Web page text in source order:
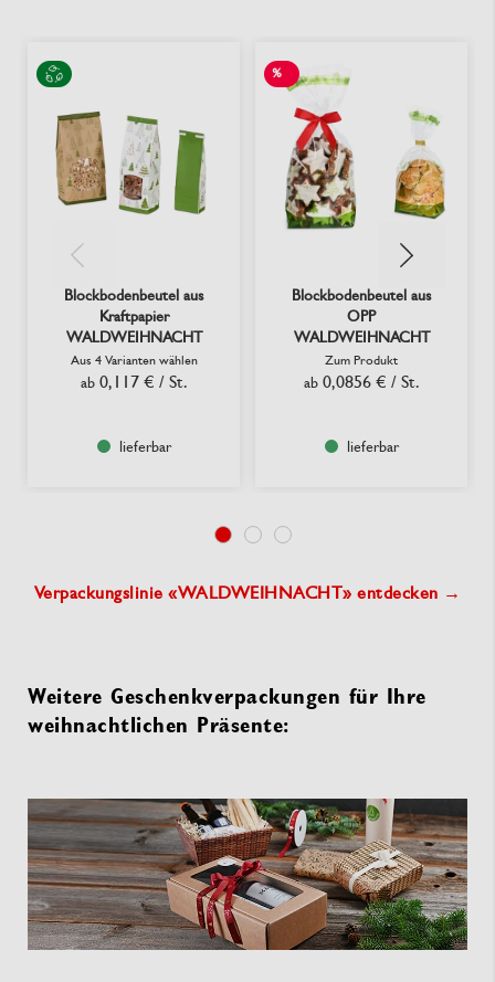
Blockbodenbeutel aus
Kraftpapier
WALDWEIHNACHT
Aus 4 Varianten wählen
ab 0,117 € / St.
lieferbar
%
Blockbodenbeutel aus
OPP
WALDWEIHNACHT
Zum Produkt
ab 0,0856 € / St.
lieferbar
Verpackungslinie «WALDWEIHNACHT» entdecken →
Weitere Geschenkverpackungen für Ihre
weihnachtlichen Präsente: